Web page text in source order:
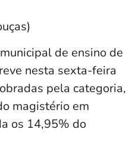
de ensino de
nesta sexta-feira
pela categoria,
magistério em
os 14,95% do